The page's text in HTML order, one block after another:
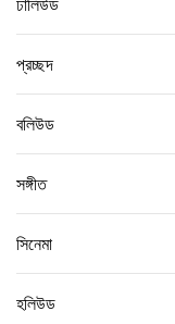
প্রচ্ছদ
বলিউড
সঙ্গীত
সিনেমা
হলিউড